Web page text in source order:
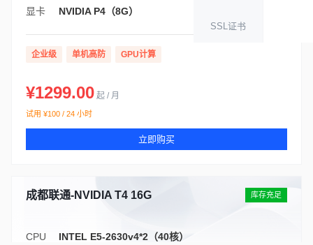
SSL证书
显卡 NVIDIA P4（8G）
企业级 单机高防 GPU计算
¥1299.00 起 / 月
试用 ¥100 / 24 小时
立即购买
成都联通-NVIDIA T4 16G 库存充足
CPU INTEL E5-2630v4*2（40核）